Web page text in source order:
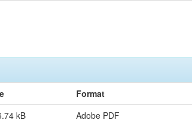
Format
kB Adobe PDF